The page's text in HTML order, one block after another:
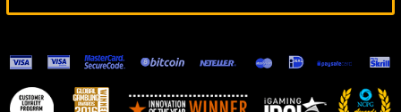
Lucky Pirates
8919 ₽
aleg***